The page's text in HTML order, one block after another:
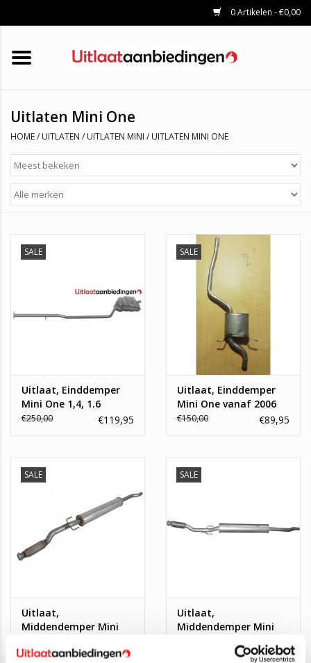
0 Artikelen - €0,00
HOME
KATALYSATOREN
UNIVERSELE UITLAATDELEN
Uitlaten Mini One
HOME/ UITLATEN / UITLATEN MINI / UITLATEN MINI ONE
SALE
Uitlaat, Einddemper
Mini One 1,4, 1.6
€250,00 €119,95
SALE
Uitlaat, Einddemper
Mini One vanaf 2006
€150,00 €89,95
SALE
Uitlaat,
Middendemper Mini
2006
SALE
Uitlaat,
Middendemper Mini
€79,95